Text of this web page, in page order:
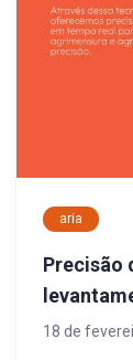
aria
Precisão
18 de